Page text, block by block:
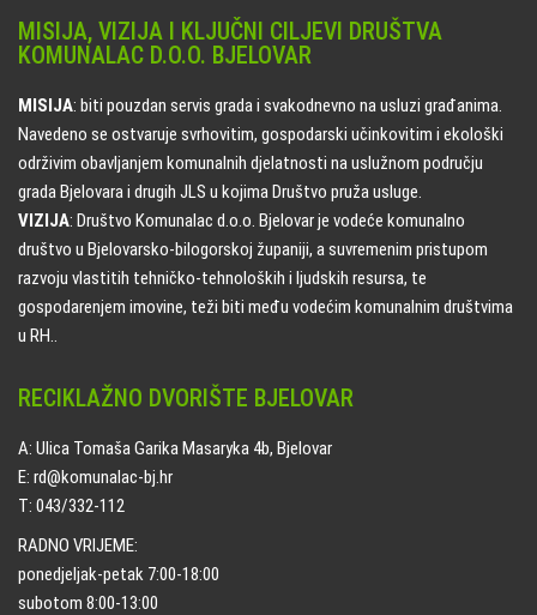
MISIJA, VIZIJA I KLJUČNI CILJEVI DRUŠTVA
KOMUNALAC D.O.O. BJELOVAR
MISIJA: biti pouzdan servis grada i svakodnevno na usluzi građanima.
Navedeno se ostvaruje svrhovitim, gospodarski učinkovitim i ekološki
održivim obavljanjem komunalnih djelatnosti na uslužnom području
grada Bjelovara i drugih JLS u kojima Društvo pruža usluge.
VIZIJA: Društvo Komunalac d.o.o. Bjelovar je vodeće komunalno
društvo u Bjelovarsko-bilogorskoj županiji, a suvremenim pristupom
razvoju vlastitih tehničko-tehnoloških i ljudskih resursa, te
gospodarenjem imovine, teži biti među vodećim komunalnim društvima
u RH..
RECIKLAŽNO DVORIŠTE BJELOVAR
A: Ulica Tomaša Garika Masaryka 4b, Bjelovar
E: rd@komunalac-bj.hr
T: 043/332-112
RADNO VRIJEME:
ponedjeljak-petak 7:00-18:00
subotom 8:00-13:00